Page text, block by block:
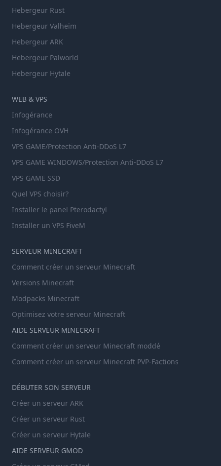
Hebergeur Rust
Hebergeur Valheim
Hebergeur ARK
Hebergeur Palworld
Hebergeur Hytale
WEB & VPS
Infogérance
Infogérance OVH
VPS GAME/Protection Anti-DDoS L7
VPS GAME WINDOWS/Protection Anti-DDoS L7
VPS GAME SSD
Quel VPS choisir?
Installer le panel Pterodactyl
Installer un VPS FiveM
SERVEUR MINECRAFT
Comment créer un serveur Minecraft
Versions Minecraft
Modpacks Minecraft
Optimisez votre serveur Minecraft
AIDE SERVEUR MINECRAFT
Comment créer un serveur Minecraft moddé
Comment créer un serveur Minecraft PVP-Factions
DÉBUTER SON SERVEUR
Créer un serveur ARK
Créer un serveur Rust
Créer un serveur Hytale
AIDE SERVEUR GMOD